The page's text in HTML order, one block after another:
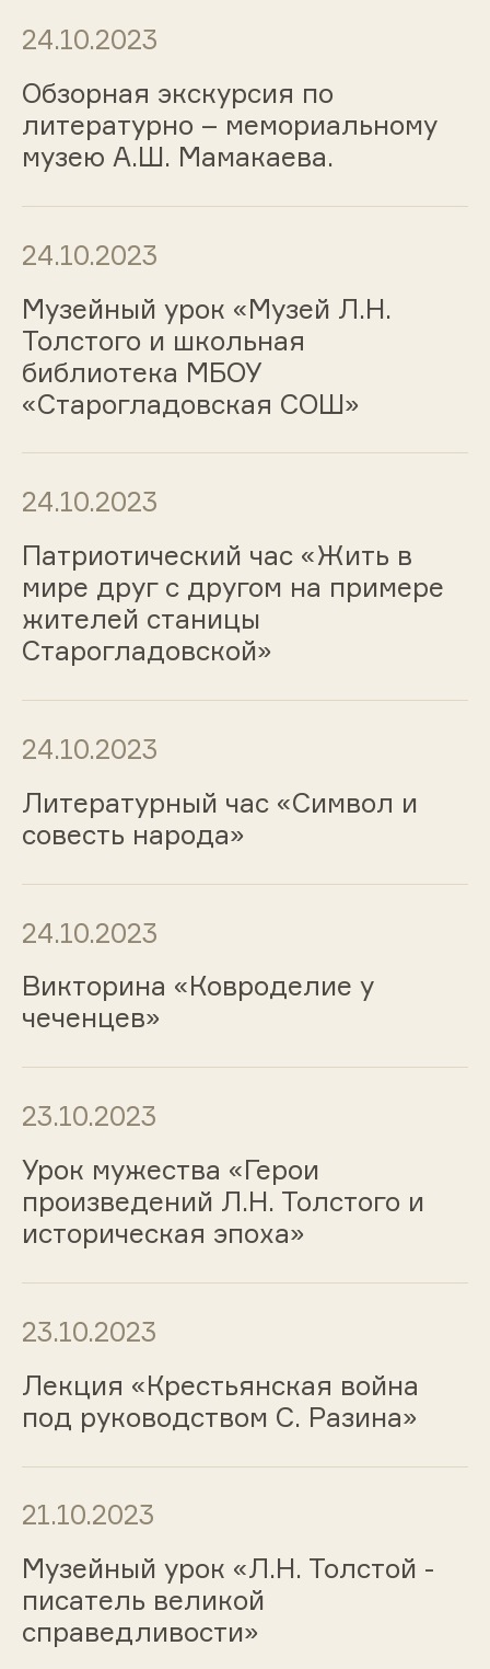
24.10.2023
Обзорная экскурсия по
литературно – мемориальному
музею А.Ш. Мамакаева.
24.10.2023
Музейный урок «Музей Л.Н.
Толстого и школьная
библиотека МБОУ
«Старогладовская СОШ»
24.10.2023
Патриотический час «Жить в
мире друг с другом на примере
жителей станицы
Старогладовской»
24.10.2023
Литературный час «Символ и
совесть народа»
24.10.2023
Викторина «Ковроделие у
чеченцев»
23.10.2023
Урок мужества «Герои
произведений Л.Н. Толстого и
историческая эпоха»
23.10.2023
Лекция «Крестьянская война
под руководством С. Разина»
21.10.2023
Музейный урок «Л.Н. Толстой -
писатель великой
справедливости»